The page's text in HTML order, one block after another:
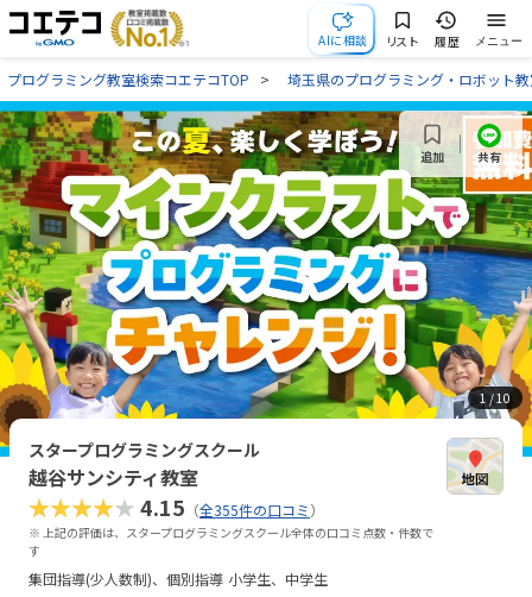
AIに相談 リスト 履歴 メニュー
プログラミング教室検索コエテコTOP 埼玉県のプログラミング・ロボット
1 / 10
追加 共有
スタープログラミングスクール
越谷サンシティ教室
★★★★★4.15 （全355件の口コミ）
※ 上記の評価は、スタープログラミングスクール全体の口コミ点数・件数で
す
集団指導(少人数制) 個別指導 小学生、中学生